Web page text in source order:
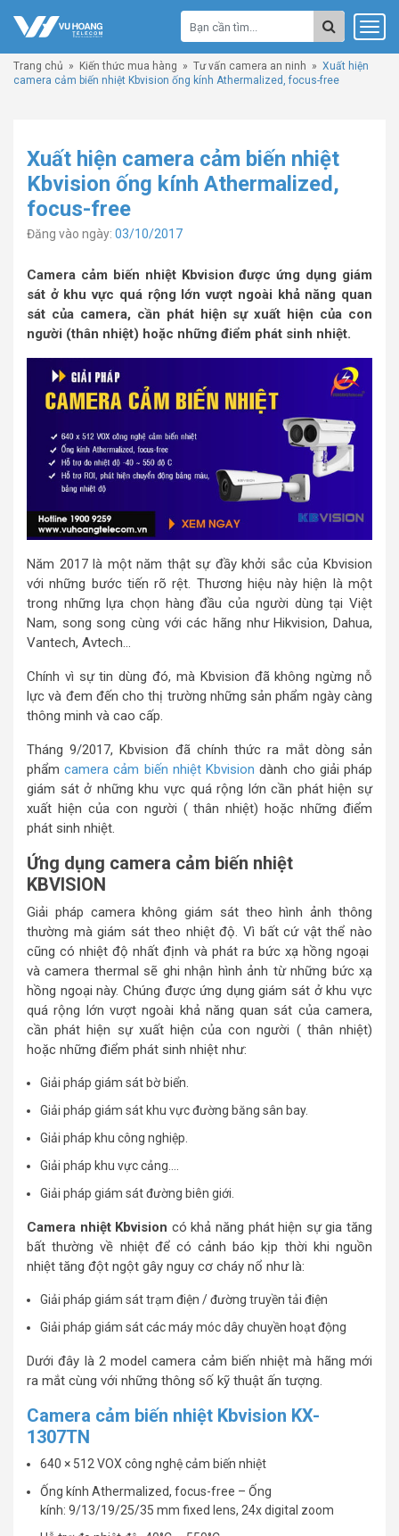
Trang chủ » Kiến thức mua hàng » Tư vấn camera an ninh » Xuất hiện
camera cảm biến nhiệt Kbvision ống kính Athermalized, focus-free
Xuất hiện camera cảm biến nhiệt
Kbvision ống kính Athermalized,
focus-free
Đăng vào ngày: 03/10/2017
Camera cảm biến nhiệt Kbvision được ứng dụng giám
sát ở khu vực quá rộng lớn vượt ngoài khả năng quan
sát của camera, cần phát hiện sự xuất hiện của con
người (thân nhiệt) hoặc những điểm phát sinh nhiệt.
Năm 2017 là một năm thật sự đầy khởi sắc của Kbvision
với những bước tiến rõ rệt. Thương hiệu này hiện là một
trong những lựa chọn hàng đầu của người dùng tại Việt
Nam, song song cùng với các hãng như Hikvision, Dahua,
Vantech, Avtech…
Chính vì sự tin dùng đó, mà Kbvision đã không ngừng nỗ
lực và đem đến cho thị trường những sản phẩm ngày càng
thông minh và cao cấp.
Tháng 9/2017, Kbvision đã chính thức ra mắt dòng sản
phẩmcamera cảm biến nhiệt Kbvision dành cho giải pháp
giám sát ở những khu vực quá rộng lớn cần phát hiện sự
xuất hiện của con người ( thân nhiệt) hoặc những điểm
phát sinh nhiệt.
Ứng dụng camera cảm biến nhiệt
KBVISION
Giải pháp camera không giám sát theo hình ảnh thông
thường mà giám sát theo nhiệt độ. Vì bất cứ vật thể nào
cũng có nhiệt độ nhất định và phát ra bức xạ hồng ngoại
và camera thermal sẽ ghi nhận hình ảnh từ những bức xạ
hồng ngoại này. Chúng được ứng dụng giám sát ở khu vực
quá rộng lớn vượt ngoài khả năng quan sát của camera,
cần phát hiện sự xuất hiện của con người ( thân nhiệt)
hoặc những điểm phát sinh nhiệt như:
Giải pháp giám sát bờ biển.
Giải pháp giám sát khu vực đường băng sân bay.
Giải pháp khu công nghiệp.
Giải pháp khu vực cảng….
Giải pháp giám sát đường biên giới.
Camera nhiệt Kbvision có khả năng phát hiện sự gia tăng
bất thường về nhiệt để có cảnh báo kịp thời khi nguồn
nhiệt tăng đột ngột gây nguy cơ cháy nổ như là:
Giải pháp giám sát trạm điện / đường truyền tải điện
Giải pháp giám sát các máy móc dây chuyền hoạt động
Dưới đây là 2 model camera cảm biến nhiệt mà hãng mới
ra mắt cùng với những thông số kỹ thuật ấn tượng.
Camera cảm biến nhiệt Kbvision KX-
1307TN
640 × 512 VOX công nghệ cảm biến nhiệt
Ống kính Athermalized, focus-free – Ống
kính: 9/13/19/25/35 mm fixed lens, 24x digital zoom